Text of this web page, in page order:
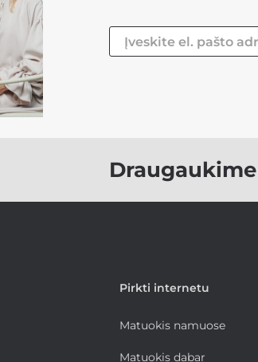
Draugaukime
Pirkti internetu
Matuokis namuose
Matuokis dabar